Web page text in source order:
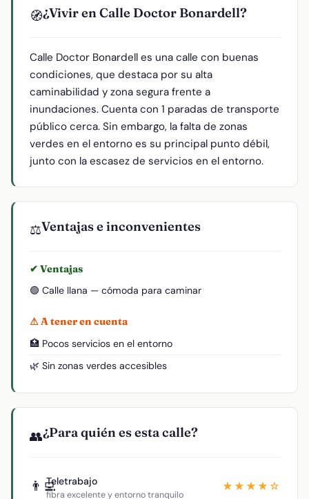
🧭¿Vivir en Calle Doctor Bonardell?
Calle Doctor Bonardell es una calle con buenas
condiciones, que destaca por su alta
caminabilidad y zona segura frente a
inundaciones. Cuenta con 1 paradas de transporte
público cerca. Sin embargo, la falta de zonas
verdes en el entorno es su principal punto débil,
junto con la escasez de servicios en el entorno.
⚖️Ventajas e inconvenientes
✔ Ventajas
🟢 Calle llana — cómoda para caminar
⚠ A tener en cuenta
🏥 Pocos servicios en el entorno
🌿 Sin zonas verdes accesibles
👥¿Para quién es esta calle?
👨‍💻Teletrabajo
fibra excelente y entorno tranquilo
★★★★☆